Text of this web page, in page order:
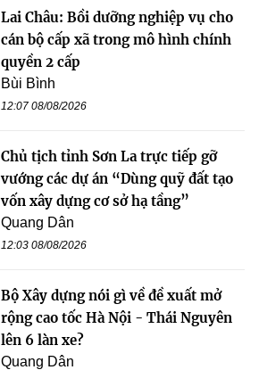
Lai Châu: Bồi dưỡng nghiệp vụ cho
cán bộ cấp xã trong mô hình chính
quyền 2 cấp
Bùi Bình
12:07 08/08/2026
Chủ tịch tỉnh Sơn La trực tiếp gỡ
vướng các dự án “Dùng quỹ đất tạo
vốn xây dựng cơ sở hạ tầng”
Quang Dân
12:03 08/08/2026
Bộ Xây dựng nói gì về đề xuất mở
rộng cao tốc Hà Nội - Thái Nguyên
lên 6 làn xe?
Quang Dân